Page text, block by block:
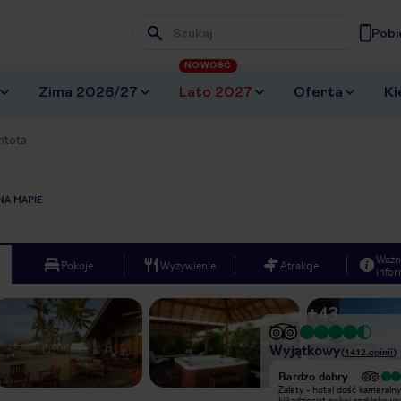
Wpisz frazę, której szukasz
Zima 2026/27 Lato 2027
NOWOŚĆ
Oferta
MAPIE
Pokoje Wyżywienie Atrakcje
+43
Wyjątkowy(1412 opinii)
Wyjątkowy
Hotel jest naprawdę bardzo
Bardzo dobry
Zalety - hotel dość